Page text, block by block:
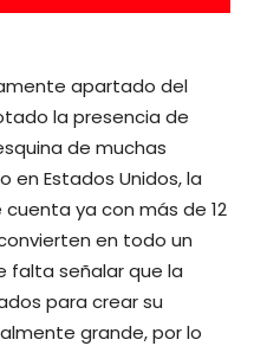
apartado del
la presencia de
de muchas
en Estados Unidos, la
ya con más de 12
en todo un
falta señalar que la
para crear su
grande, por lo